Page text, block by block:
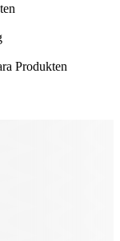
Produkten